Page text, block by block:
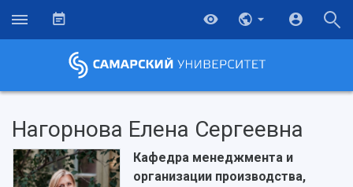
Нагорнова Елена Сергеевна
Кафедра менеджмента и
организации производства,